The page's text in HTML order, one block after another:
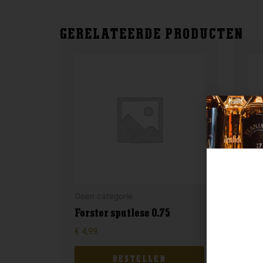
GERELATEERDE PRODUCTEN
Forster spatlese 0.75
€ 4,99
BESTELLEN